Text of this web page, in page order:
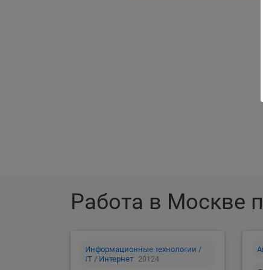
Работа в Москве
Информационные технологии /
IT / Интернет
20124